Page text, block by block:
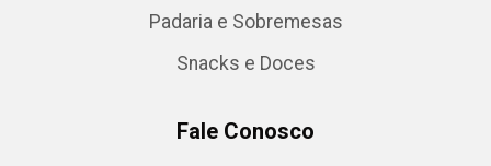
Padaria e Sobremesas
Snacks e Doces
Fale Conosco